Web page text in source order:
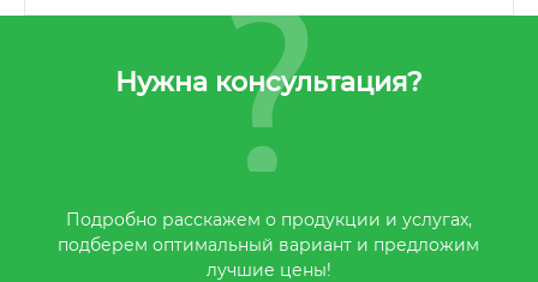
Нужна консультация?
Подробно расскажем о продукции и услугах,
подберем оптимальный вариант и предложим
лучшие цены!